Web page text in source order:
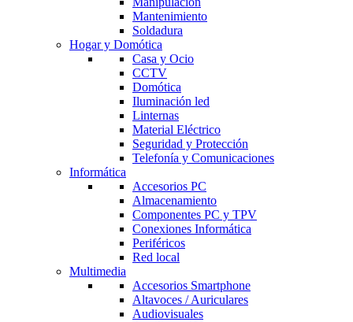
Mantenimiento
Soldadura
Hogar y Domótica
Casa y Ocio
CCTV
Domótica
Iluminación led
Linternas
Material Eléctrico
Seguridad y Protección
Telefonía y Comunicaciones
Informática
Accesorios PC
Almacenamiento
Componentes PC y TPV
Conexiones Informática
Periféricos
Red local
Multimedia
Accesorios Smartphone
Altavoces / Auriculares
Audiovisuales